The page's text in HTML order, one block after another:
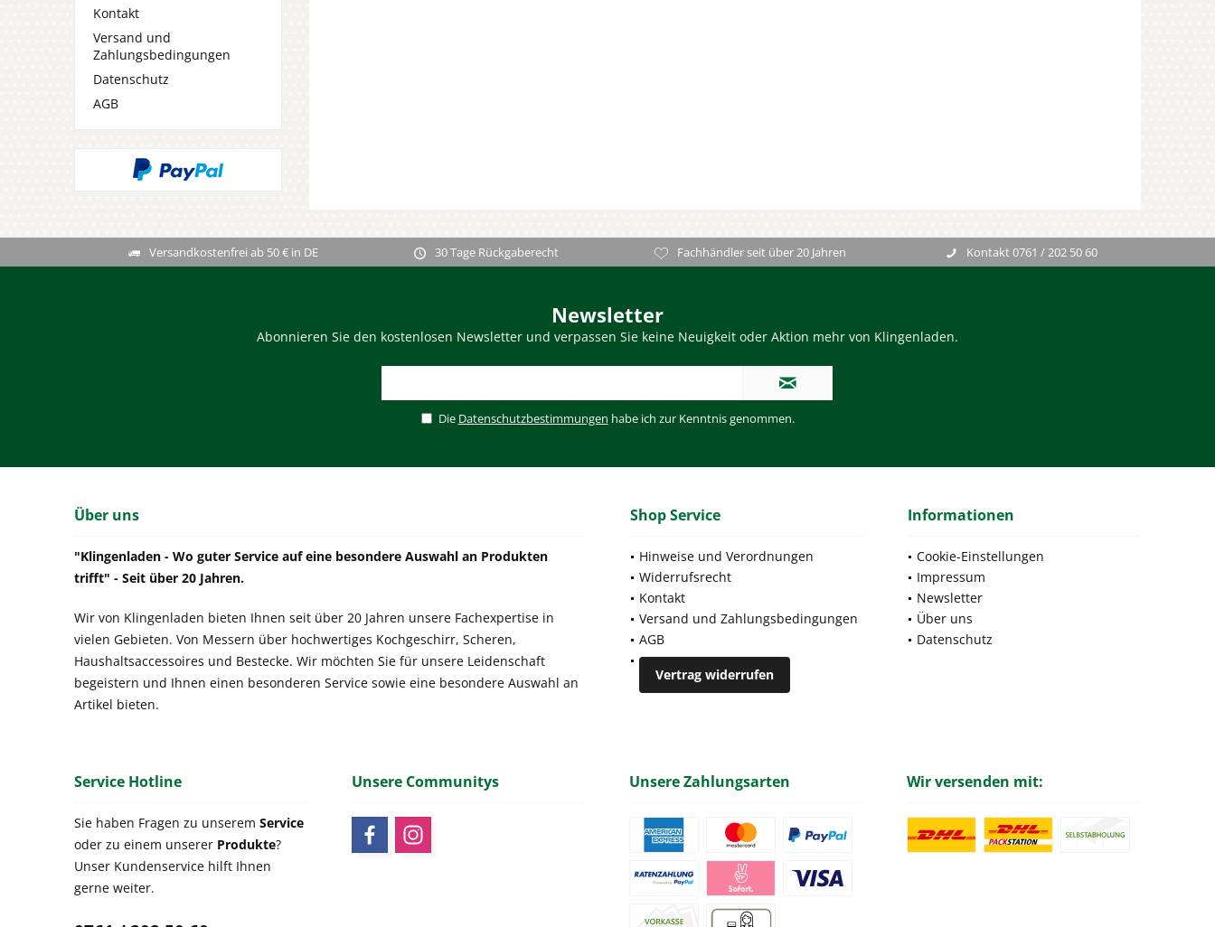
Kontakt
Versand und
Zahlungsbedingungen
Datenschutz
AGB
Versandkostenfrei ab 50 € in DE 30 Tage Rückgaberecht Fachhändler seit über 20 Jahren Kontakt 0761 / 202 50 60
Newsletter
Abonnieren Sie den kostenlosen Newsletter und verpassen Sie keine Neuigkeit oder Aktion mehr von Klingenladen.
Die Datenschutzbestimmungen habe ich zur Kenntnis genommen.
Über uns
"Klingenladen - Wo guter Service auf eine besondere Auswahl an Produkten
trifft" - Seit über 20 Jahren.
Wir von Klingenladen bieten Ihnen seit über 20 Jahren unsere Fachexpertise in
vielen Gebieten. Von Messern über hochwertiges Kochgeschirr, Scheren,
Haushaltsaccessoires und Bestecke. Wir möchten Sie für unsere Leidenschaft
begeistern und Ihnen einen besonderen Service sowie eine besondere Auswahl an
Artikel bieten.
Shop Service
Hinweise und Verordnungen
Widerrufsrecht
Kontakt
Versand und Zahlungsbedingungen
AGB
Vertrag widerrufen
Informationen
Cookie-Einstellungen
Impressum
Newsletter
Über uns
Datenschutz
Service Hotline
Sie haben Fragen zu unserem Service
oder zu einem unserer Produkte?
Unser Kundenservice hilft Ihnen
gerne weiter.
Unsere Communitys Unsere Zahlungsarten Wir versenden mit: